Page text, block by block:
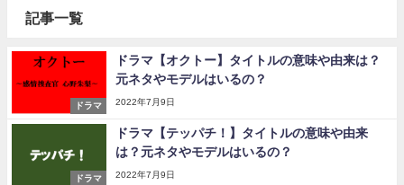
記事一覧
ドラマ
ドラマ【オクトー】タイトルの意味や由来は？
元ネタやモデルはいるの？
2022年7月9日
ドラマ
ドラマ【テッパチ！】タイトルの意味や由来
は？元ネタやモデルはいるの？
2022年7月9日